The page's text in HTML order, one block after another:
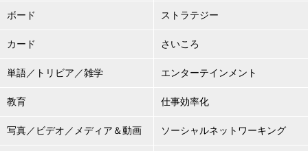
ボード ストラテジー
カード さいころ
単語／トリビア／雑学 エンターテインメント
教育 仕事効率化
写真／ビデオ／メディア＆動画 ソーシャルネットワーキング